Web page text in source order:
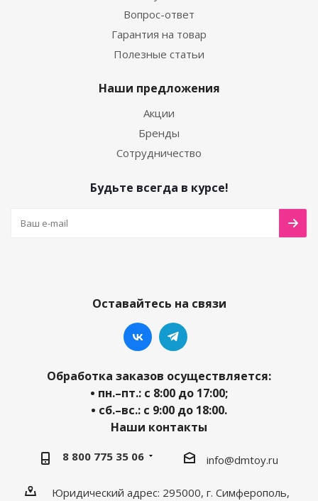
Вопрос-ответ
Гарантия на товар
Полезные статьи
Наши предложения
Акции
Бренды
Сотрудничество
Будьте всегда в курсе!
Оставайтесь на связи
Обработка заказов осуществляется:
• пн.–пт.: с 8:00 до 17:00;
• сб.–вс.: с 9:00 до 18:00.
Наши контакты
8 800 775 35 06 info@dmtoy.ru
Юридический адрес: 295000, г. Симферополь,